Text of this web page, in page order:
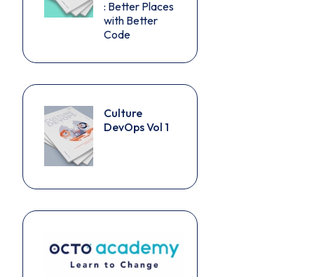
: Better Places
with Better
Code
Culture
DevOps Vol 1